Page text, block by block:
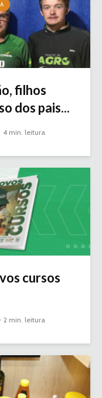
filhos
dos pais...
4 min. leitura
cursos
2 min. leitura